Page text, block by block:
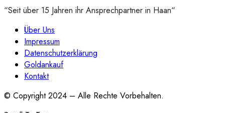
“Seit über 15 Jahren ihr Ansprechpartner in Haan“
Über Uns
Impressum
Datenschutzerklärung
Goldankauf
Kontakt
© Copyright 2024 – Alle Rechte Vorbehalten.